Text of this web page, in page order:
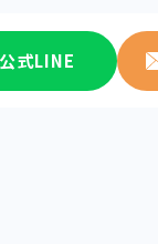
公式LINE